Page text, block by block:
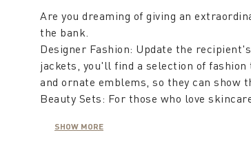
Are you dreaming of giving an
the bank.
Designer Fashion: Update the
jackets, you'll find a selection of
and ornate emblems, so they can show
Beauty Sets: For those who love
Decorative Accessories: For interior
SHOW MORE